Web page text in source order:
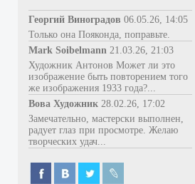
Георгий Виноградов 06.05.26, 14:05
Только она Пояконда, поправьте.
Mark Soibelmann 21.03.26, 21:03
Художник Антонов Может ли это
изображение быть повторением того
же изображения 1933 года?...
Вова Художник 28.02.26, 17:02
Замечательно, мастерски выполнен,
радует глаз при просмотре. Желаю
творческих удач...